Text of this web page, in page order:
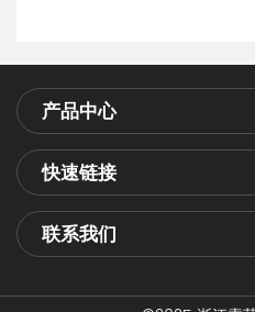
产品中心
快速链接
联系我们